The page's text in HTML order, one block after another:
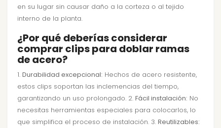
en su lugar sin causar daño a la corteza o al tejido
interno de la planta.
¿Por qué deberías considerar
comprar clips para doblar ramas
de acero?
1. Durabilidad excepcional: Hechos de acero resistente,
estos clips soportan las inclemencias del tiempo,
garantizando un uso prolongado. 2. Fácil instalación: No
necesitas herramientas especiales para colocarlos, lo
que simplifica el proceso de instalación. 3. Reutilizables: